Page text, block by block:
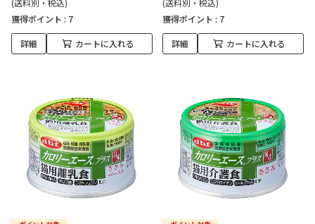
(送料別・税込)
獲得ポイント : 7
詳細 カートに入れる
(送料別・税込)
獲得ポイント : 7
詳細 カートに入れる